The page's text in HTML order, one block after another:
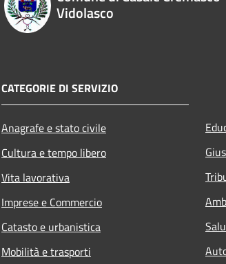
Vidolasco
CATEGORIE DI SERVIZIO
Anagrafe e stato civile
Cultura e tempo libero
Vita lavorativa
Imprese e Commercio
Catasto e urbanistica
Mobilità e trasporti